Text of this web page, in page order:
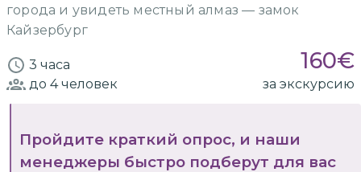
города и увидеть местный алмаз — замок
Кайзербург
3 часа 160€
до 4человек за экскурсию
Пройдите краткий опрос, и наши
менеджеры быстро подберут для вас